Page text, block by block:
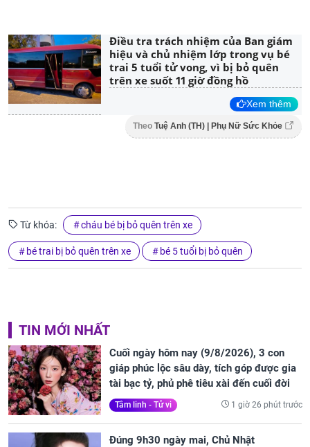
Điều tra trách nhiệm của Ban giám
hiệu và chủ nhiệm lớp trong vụ bé
trai 5 tuổi tử vong, vì bị bỏ quên
trên xe suốt 11 giờ đồng hồ
Xem thêm
Theo Tuệ Anh (TH) | Phụ Nữ Sức Khỏe
Từ khóa: cháu bé bị bỏ quên trên xe
bé trai bị bỏ quên trên xe bé 5 tuổi bị bỏ quên
TIN MỚI NHẤT
Cuối ngày hôm nay (9/8/2026), 3 con
giáp phúc lộc sâu dày, tích góp được gia
tài bạc tỷ, phủ phê tiêu xài đến cuối đời
Tâm linh - Tử vi 1 giờ 26 phút trước
Đúng 9h30 ngày mai, Chủ Nhật